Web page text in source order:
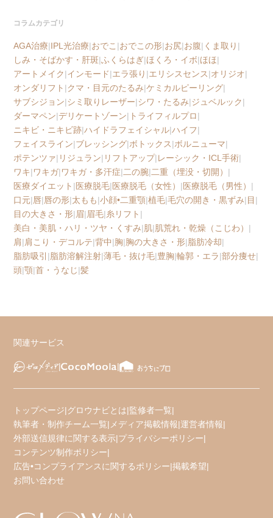
コラムカテゴリ
AGA治療|IPL光治療|おでこ |おでこの形|お尻|お腹| くま取り |
しみ・そばかす・肝斑|ふくらはぎ|ほくろ・イボ|ほほ|
アートメイク|インモード|エラ張り |エリシスセンス|オリジオ|
オンダリフト |クマ・目元のたるみ|ケミカルピーリング|
サブシジョン|シミ取りレーザー|シワ・たるみ|ジュベルック|
ダーマペン|デリケートゾーン| トライフィルプロ|
ニキビ・ニキビ跡|ハイドラフェイシャル|ハイフ|
フェイスライン|ブレッシング|ボトックス|ボルニューマ|
ポテンツァ| リジュラン| リフトアップ|レーシック・ICL手術|
ワキ|ワキガ|ワキガ・多汗症|二の腕|二重（埋没・切開） |
医療ダイエット |医療脱毛|医療脱毛（女性） |医療脱毛（男性） |
口元|唇|唇の形|太もも|小顔•二重顎|植毛|毛穴の開き・黒ずみ|目 |
目の大きさ・形|眉|眉毛|糸リフト |
美白・美肌・ハリ・ツヤ・くすみ|肌|肌荒れ・乾燥（こじわ） |
肩|肩こり・デコルテ|背中|胸|胸の大きさ・形|脂肪冷却|
脂肪吸引 |脂肪溶解注射|薄毛・抜け毛|豊胸|輪郭・エラ|部分痩せ|
頭|顎|首・うなじ|髪
関連サービス
トップページ|グロウナビとは|監修者一覧|
執筆者・制作チーム一覧| メディア掲載情報|運営者情報|
外部送信規律に関する表示|プライバシーポリシー|
コンテンツ制作ポリシー|
広告•コンプライアンスに関するポリシー|掲載希望|
お問い合わせ